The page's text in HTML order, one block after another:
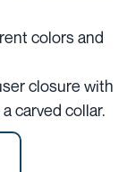
colors and
closure with
carved collar.